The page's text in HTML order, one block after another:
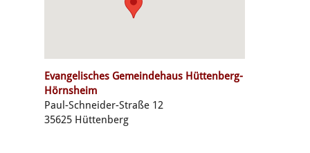
Evangelisches Gemeindehaus Hüttenberg-
Hörnsheim
Paul-Schneider-Straße 12
35625 Hüttenberg